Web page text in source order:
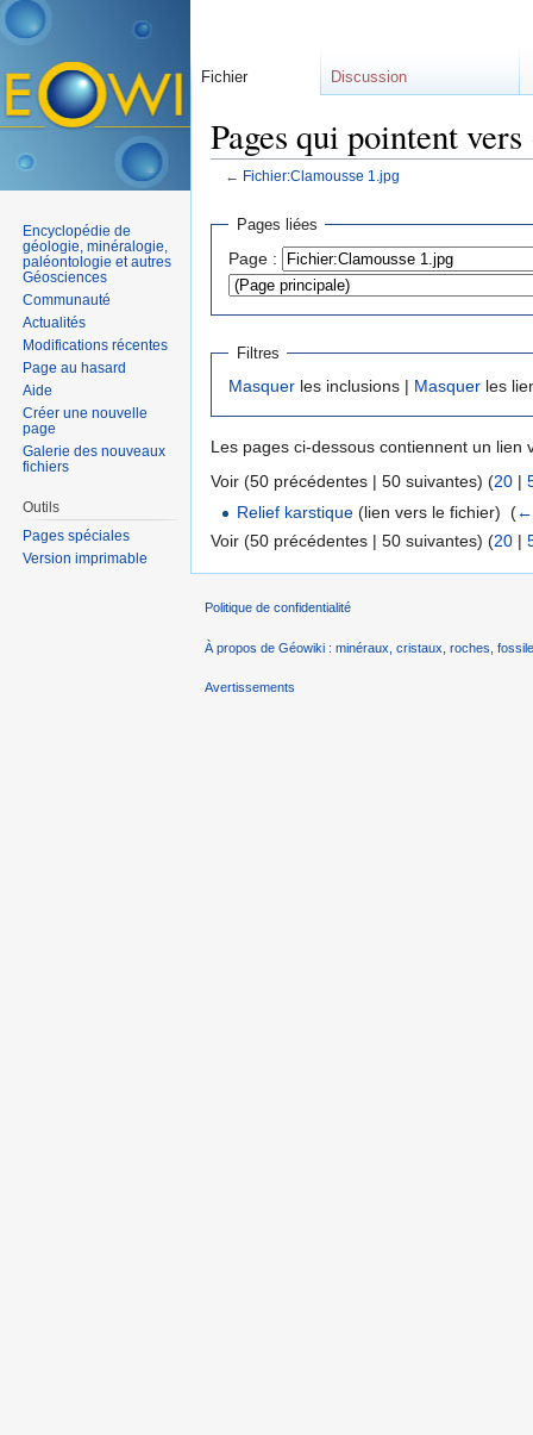
Pages qui pointent
← Fichier:Clamousse 1.jpg
Pages liées
Page :
Filtres
Masquer les inclusions | Masquer les
Les pages ci-dessous contiennent un lien
Voir (50 précédentes | 50 suivantes) (20 |
Relief karstique (lien vers le fichier) ‎(←
Voir (50 précédentes | 50 suivantes) (20 |
Fichier Discussion
Encyclopédie de
géologie, minéralogie,
paléontologie et autres
Géosciences
Communauté
Actualités
Modifications récentes
Page au hasard
Aide
Créer une nouvelle
page
Galerie des nouveaux
fichiers
Outils
Pages spéciales
Version imprimable
Politique de confidentialité
À propos de Géowiki : minéraux, cristaux, roches,
Avertissements